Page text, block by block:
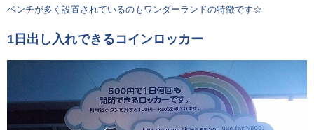
ベンチが多く設置されているのもワンダーランドの特徴です☆
1日出し入れできるコインロッカー